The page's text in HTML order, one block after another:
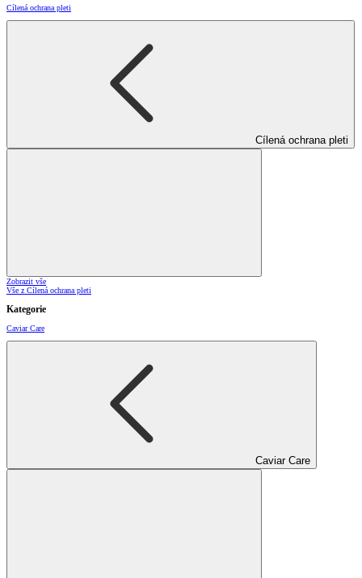
Cílená ochrana pleti
Cílená ochrana pleti
Zobrazit vše
Vše z Cílená ochrana pleti
Kategorie
Caviar Care
Caviar Care